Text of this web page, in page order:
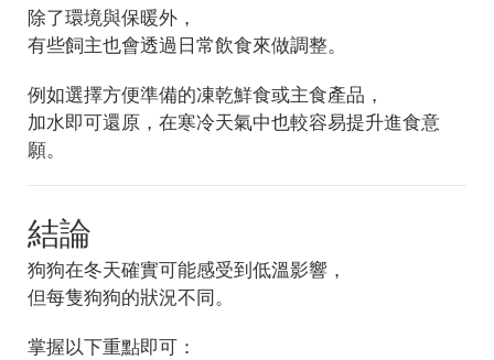
除了環境與保暖外，
有些飼主也會透過日常飲食來做調整。
例如選擇方便準備的凍乾鮮食或主食產品，
加水即可還原，在寒冷天氣中也較容易提升進食意
願。
結論
狗狗在冬天確實可能感受到低溫影響，
但每隻狗狗的狀況不同。
掌握以下重點即可：